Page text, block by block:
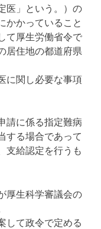
医」という。）の
かかっていること
て厚生労働省令で
居住地の都道府県
に関し必要な事項
請に係る指定難病
する場合であって
支給認定を行うも
厚生科学審議会の
して政令で定める